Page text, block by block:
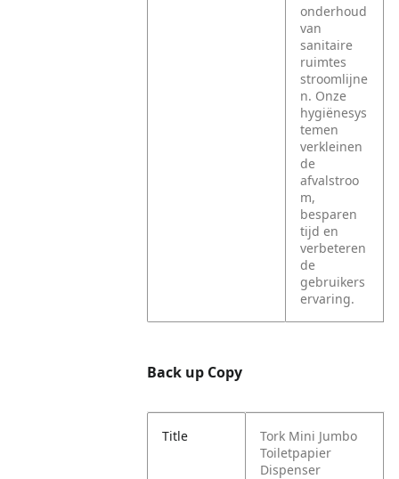
onderhoud
van
sanitaire
ruimtes
stroomlijne
n. Onze
hygiënesys
temen
verkleinen
de
afvalstroo
m,
besparen
tijd en
verbeteren
de
gebruikers
ervaring.
Back up Copy
Title
Tork Mini Jumbo
Toiletpapier
Dispenser